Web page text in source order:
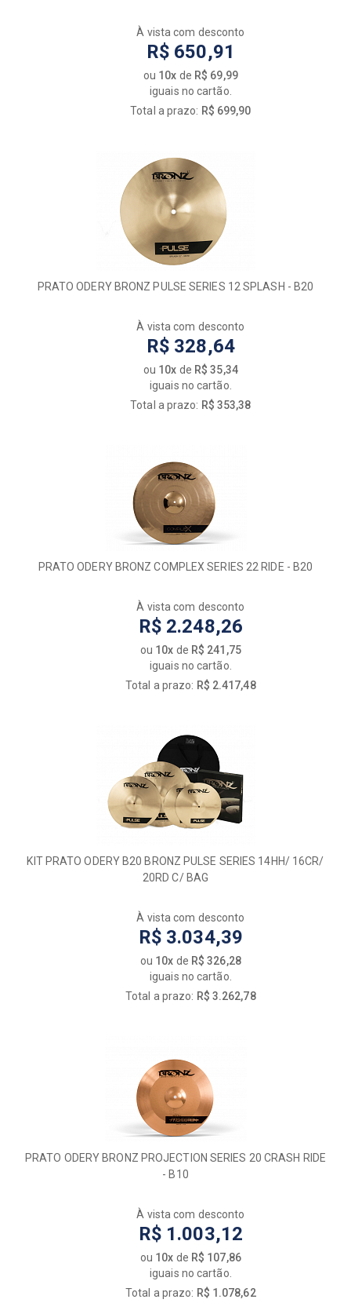
À vista com desconto
R$ 650,91
ou 10x de R$ 69,99
iguais no cartão.
Total a prazo: R$ 699,90
PRATO ODERY BRONZ PULSE SERIES 12 SPLASH - B20
À vista com desconto
R$ 328,64
ou 10x de R$ 35,34
iguais no cartão.
Total a prazo: R$ 353,38
PRATO ODERY BRONZ COMPLEX SERIES 22 RIDE - B20
À vista com desconto
R$ 2.248,26
ou 10x de R$ 241,75
iguais no cartão.
Total a prazo: R$ 2.417,48
KIT PRATO ODERY B20 BRONZ PULSE SERIES 14HH/ 16CR/
20RD C/ BAG
À vista com desconto
R$ 3.034,39
ou 10x de R$ 326,28
iguais no cartão.
Total a prazo: R$ 3.262,78
PRATO ODERY BRONZ PROJECTION SERIES 20 CRASH RIDE
- B10
À vista com desconto
R$ 1.003,12
ou 10x de R$ 107,86
iguais no cartão.
Total a prazo: R$ 1.078,62